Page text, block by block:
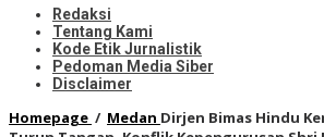
Redaksi
Tentang Kami
Kode Etik Jurnalistik
Pedoman Media Siber
Disclaimer
Homepage / Medan Dirjen Bimas Hindu